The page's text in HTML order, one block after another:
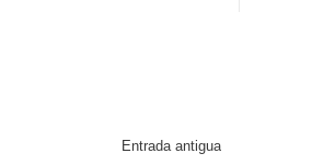
Entrada antigua